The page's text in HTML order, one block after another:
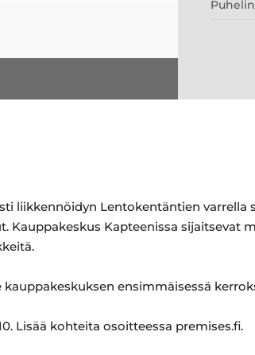
liikkennöidyn Lentokentäntien varrella
Kauppakeskus Kapteenissa sijaitsevat
ensimmäisessä
Lisää kohteita osoitteessa premises.fi.